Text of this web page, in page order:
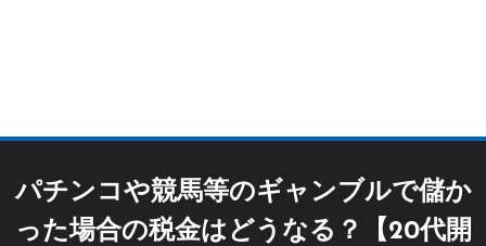
パチンコや競馬等のギャンブルで儲か
った場合の税金はどうなる？【20代開